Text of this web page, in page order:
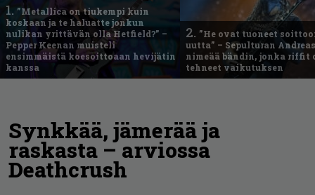
1. ”Metallica on tiukempi kuin
koskaan ja te haluatte jonkun
nulikan yrittävän olla Hetfield?” –
Pepper Keenan muisteli
ensimmäistä koesoittoaan hevijätin
kanssa
2. ”He ovat tuoneet
uutta” – Sepulturan
nimeää bändin, jonka riffit
tehneet vaikutuksen
Synkkää, jämerää ja
raskasta – arviossa
Deathcrush